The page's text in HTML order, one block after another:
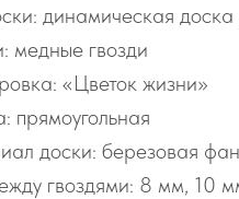
динамическая доска
медные гвозди
«Цветок жизни»
прямоугольная
доски: березовая
гвоздями: 8 мм, 10